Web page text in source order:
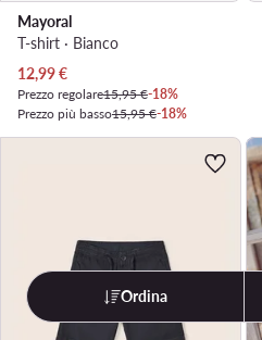
Mayoral
T-shirt · Bianco
Prezzo attuale
12,99€
Prezzo regolare15,95 €-18%
Prezzo più basso15,95 €-18%
Ordina